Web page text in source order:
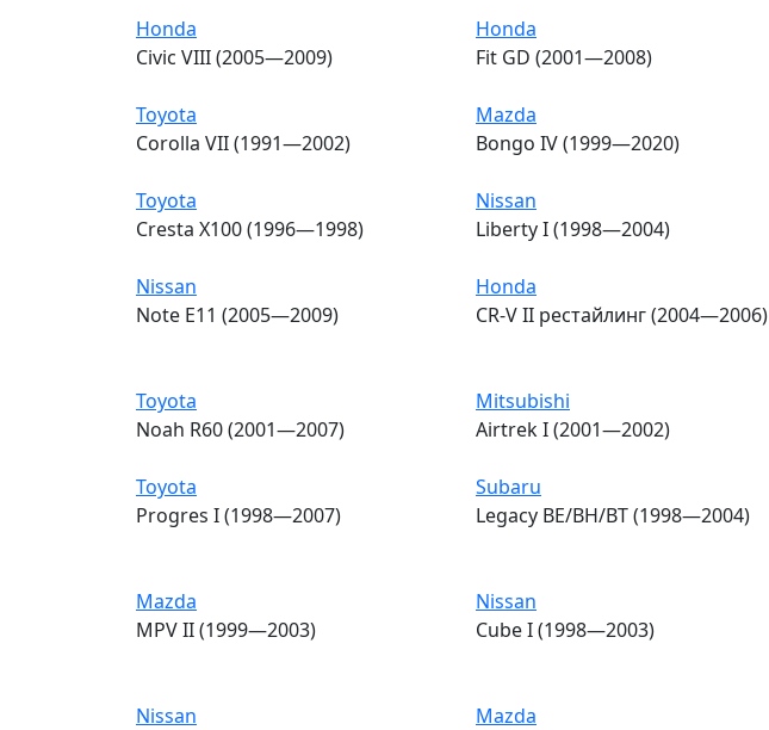
Honda
Civic VIII (2005—2009)
Honda
Fit GD (2001—2008)
Toyota
Corolla VII (1991—2002)
Mazda
Bongo IV (1999—2020)
Toyota
Cresta X100 (1996—1998)
Nissan
Liberty I (1998—2004)
Nissan
Note E11 (2005—2009)
Honda
CR-V II рестайлинг (2004—2006)
Toyota
Noah R60 (2001—2007)
Mitsubishi
Airtrek I (2001—2002)
Toyota
Progres I (1998—2007)
Subaru
Legacy BE/BH/BT (1998—2004)
Mazda
MPV II (1999—2003)
Nissan
Cube I (1998—2003)
Nissan Mazda